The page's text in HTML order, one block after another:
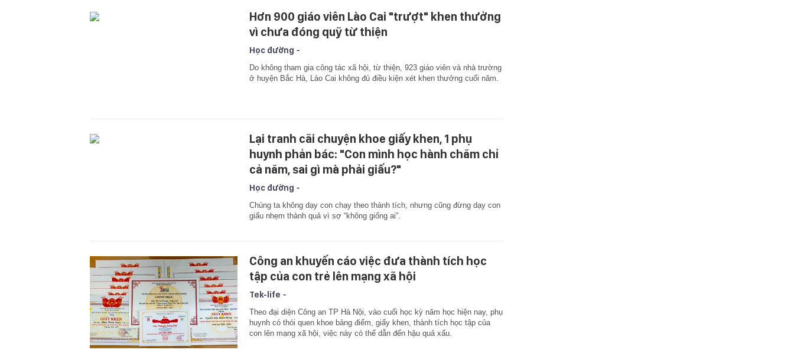
Hơn 900 giáo viên Lào Cai "trượt" khen thưởng
vì chưa đóng quỹ từ thiện
Học đường -
Do không tham gia công tác xã hội, từ thiện, 923 giáo viên và nhà trường
ở huyện Bắc Hà, Lào Cai không đủ điều kiện xét khen thưởng cuối năm.
Lại tranh cãi chuyện khoe giấy khen, 1 phụ
huynh phản bác: "Con mình học hành chăm chỉ
cả năm, sai gì mà phải giấu?"
Học đường -
Chúng ta không dạy con chạy theo thành tích, nhưng cũng đừng dạy con
giấu nhẹm thành quả vì sợ “không giống ai”.
Công an khuyến cáo việc đưa thành tích học
tập của con trẻ lên mạng xã hội
Tek-life -
Theo đại diện Công an TP Hà Nội, vào cuối học kỳ năm học hiện nay, phụ
huynh có thói quen khoe bảng điểm, giấy khen, thành tích học tập của
con lên mạng xã hội, việc này có thể dẫn đến hậu quả xấu.